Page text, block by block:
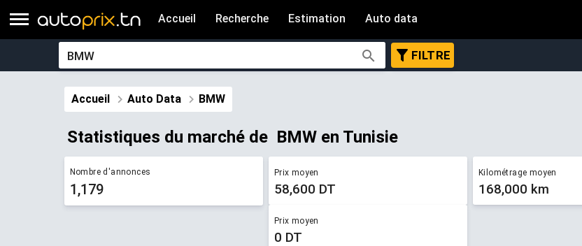
Accueil Recherche Estimation Auto data
FILTRE
Accueil Auto Data BMW
Statistiques du marché de ​ BMW en Tunisie
Nombre d'annonces
1,179
Prix moyen
58,600 DT
Prix moyen
0 DT
Kilométrage moyen
168,000 km